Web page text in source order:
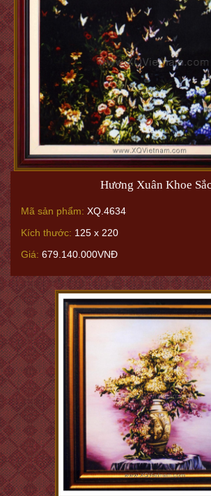
Hương Xuân Khoe Sắc
Mã sản phẩm: XQ.4634
Kích thước: 125 x 220
Giá: 679.140.000VNĐ